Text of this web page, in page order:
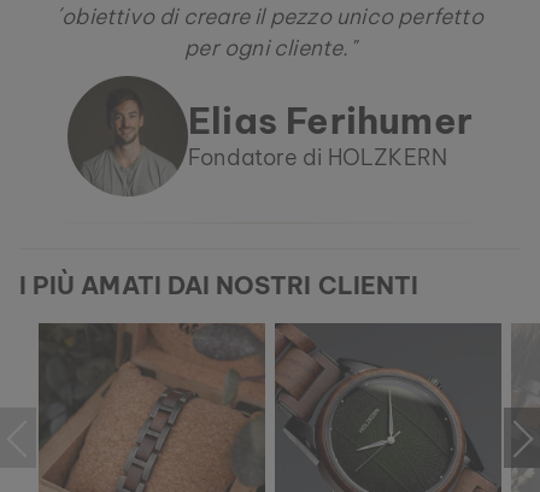
´obiettivo di creare il pezzo unico perfetto
per ogni cliente."
Elias Ferihumer
Fondatore di HOLZKERN
I PIÙ AMATI DAI NOSTRI CLIENTI